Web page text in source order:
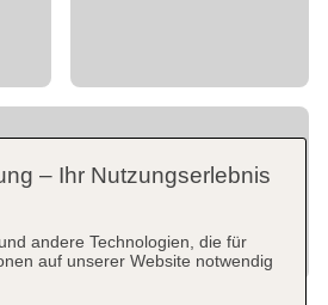
– Ihr Nutzungserlebnis
andere Technologien, die für
auf unserer Website notwendig